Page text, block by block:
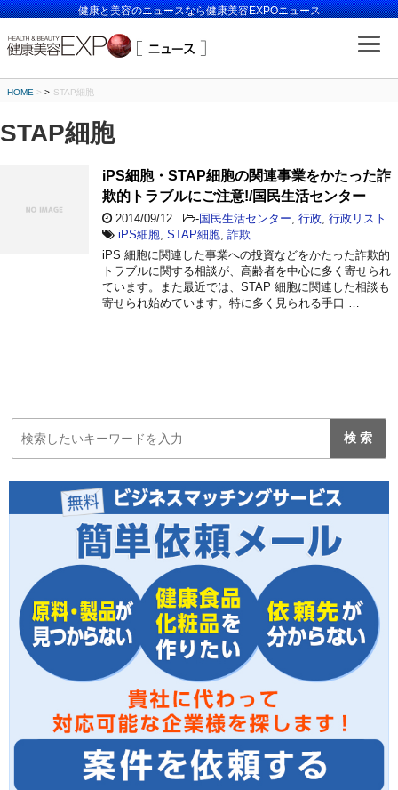
健康と美容のニュースなら健康美容EXPOニュース
HOME > STAP細胞
STAP細胞
iPS細胞・STAP細胞の関連事業をかたった詐
欺的トラブルにご注意!/国民生活センター
2014/09/12 -国民生活センター 行政 行政リスト
iPS細胞 STAP細胞 詐欺
iPS 細胞に関連した事業への投資などをかたった詐欺的
トラブルに関する相談が、高齢者を中心に多く寄せられ
ています。また最近では、STAP 細胞に関連した相談も
寄せられ始めています。特に多く見られる手口 …